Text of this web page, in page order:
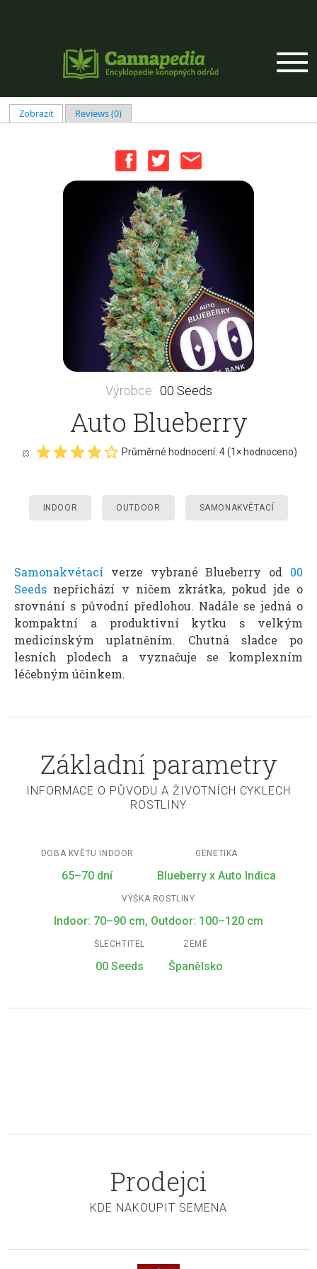
Hlavní záložky
Zobrazit(aktivní záložka)
Reviews (0)
Výrobce: 00 Seeds
Auto Blueberry
Průměrné hodnocení: 4(1× hodnoceno)
INDOOR OUTDOOR SAMONAKVÉTACÍ
Samonakvétací verze vybrané Blueberry od 00
Seeds nepřichází v ničem zkrátka, pokud jde o
srovnání s původní předlohou. Nadále se jedná o
kompaktní a produktivní kytku s velkým
medicínským uplatněním. Chutná sladce po
lesních plodech a vyznačuje se komplexním
léčebným účinkem.
Základní parametry
INFORMACE O PŮVODU A ŽIVOTNÍCH CYKLECH
ROSTLINY
DOBA KVĚTU INDOOR
65–70 dní
GENETIKA
Blueberry x Auto Indica
VÝŠKA ROSTLINY
Indoor: 70–90 cm, Outdoor: 100–120 cm
ŠLECHTITEL
00 Seeds
ZEMĚ
Španělsko
Prodejci
KDE NAKOUPIT SEMENA